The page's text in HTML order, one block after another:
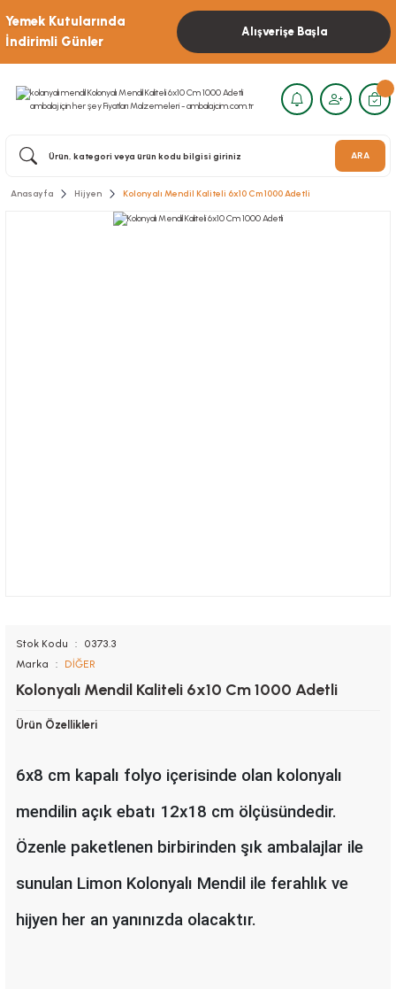
Yemek Kutularında
İndirimli Günler
Alışverişe Başla
ARA
Anasayfa Hijyen Kolonyalı Mendil Kaliteli 6x10 Cm 1000 Adetli
Stok Kodu
0373.3
Marka
DİĞER
Kolonyalı Mendil Kaliteli 6x10 Cm 1000 Adetli
Ürün Özellikleri
6x8 cm kapalı folyo içerisinde olan kolonyalı
mendilin açık ebatı 12x18 cm ölçüsündedir.
Özenle paketlenen birbirinden şık ambalajlar ile
sunulan Limon Kolonyalı Mendil ile ferahlık ve
hijyen her an yanınızda olacaktır.